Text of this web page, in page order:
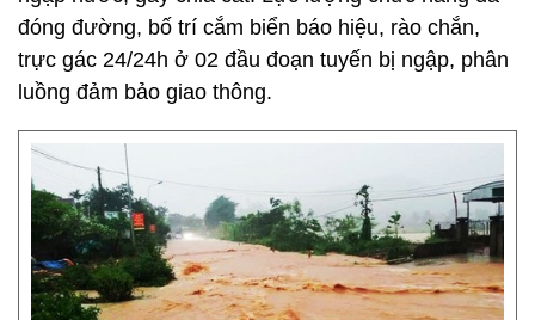
đóng đường, bố trí cắm biển báo hiệu, rào chắn,
trực gác 24/24h ở 02 đầu đoạn tuyến bị ngập, phân
luồng đảm bảo giao thông.